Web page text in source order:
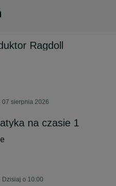
Ragdoll
07 sierpnia 2026
na czasie 1
Dzisiaj o 10:00